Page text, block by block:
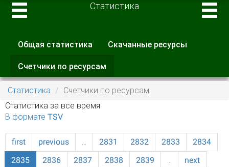
Статистика
Главные вкладки
Общая статистика Скачанные ресурсы
Счетчики по ресурсам
вкладка)
Статистика
Счетчики по ресурсам
Статистика за все время
В формате TSV
first previous … 2831 2832 2833
2834
2835
2836 2837 2838 2839 …
next